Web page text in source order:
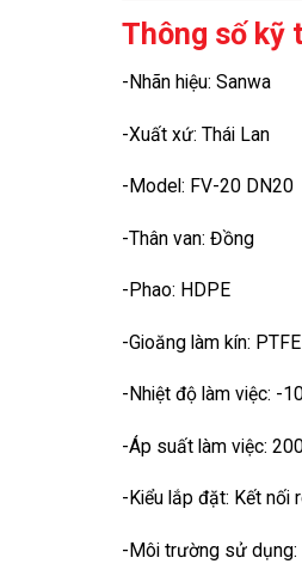
Thông số kỹ
-Nhãn hiệu: Sanwa
-Xuất xứ: Thái Lan
-Model: FV-20 DN20
-Thân van: Đồng
-Phao: HDPE
-Gioăng làm kín: PTFE
-Nhiệt độ làm việc: -
-Áp suất làm việc:
-Kiểu lắp đặt: Kết nối
-Môi trường sử dụng: